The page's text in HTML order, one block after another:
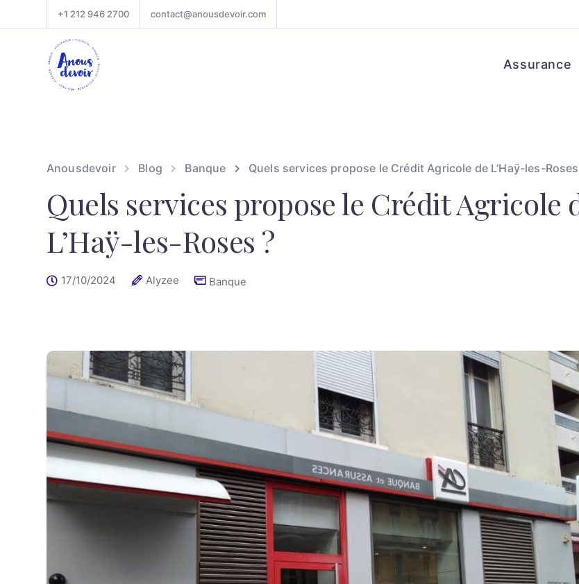
+1 212 946 2700 contact@anousdevoir.com
Assurance
Anousdevoir Blog Banque Quels services propose le Crédit Agricole de L’Haÿ-les-
Quels services propose le Crédit Agricole
L’Haÿ-les-Roses ?
17/10/2024 Alyzee Banque